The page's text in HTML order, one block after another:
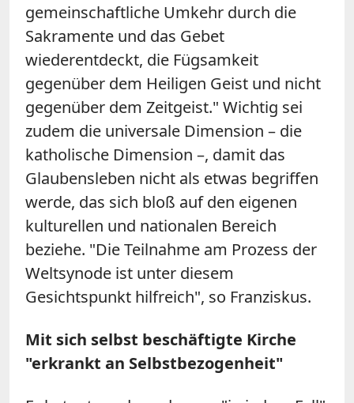
gemeinschaftliche Umkehr durch die
Sakramente und das Gebet
wiederentdeckt, die Fügsamkeit
gegenüber dem Heiligen Geist und nicht
gegenüber dem Zeitgeist." Wichtig sei
zudem die universale Dimension – die
katholische Dimension –, damit das
Glaubensleben nicht als etwas begriffen
werde, das sich bloß auf den eigenen
kulturellen und nationalen Bereich
beziehe. "Die Teilnahme am Prozess der
Weltsynode ist unter diesem
Gesichtspunkt hilfreich", so Franziskus.
Mit sich selbst beschäftigte Kirche
"erkrankt an Selbstbezogenheit"